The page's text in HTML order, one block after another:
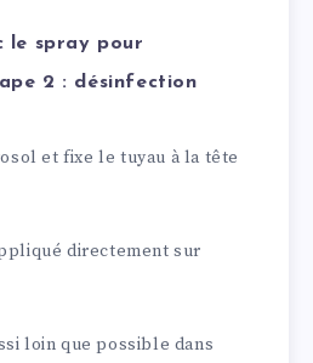
le spray pour
2 : désinfection
et fixe le tuyau à la tête
directement sur
loin que possible dans